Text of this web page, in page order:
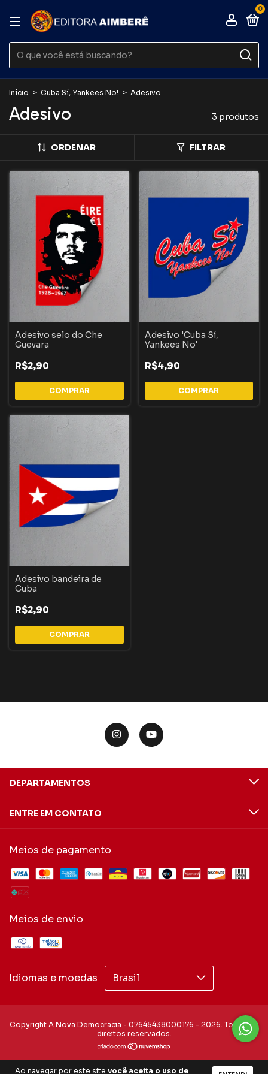
0
Ao navegar por este site você aceita o uso de
Início > Cuba Sí, Yankees No! > Adesivo
Adesivo 3 produtos
ORDENAR FILTRAR
Adesivo selo do Che
Guevara
R$2,90
Adesivo 'Cuba Sí,
Yankees No'
R$4,90
Adesivo bandeira de
Cuba
R$2,90
DEPARTAMENTOS
ENTRE EM CONTATO
Meios de pagamento
Meios de envio
Idiomas e moedas
Copyright A Nova Democracia - 07645438000176 - 2026. Todos os
direitos reservados.